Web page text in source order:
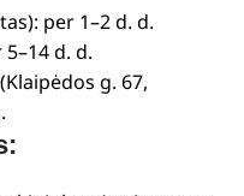
per 1–2 d. d.
d. d.
g. 67,